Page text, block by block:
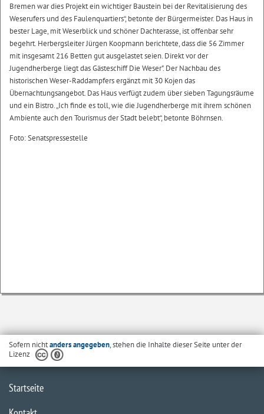
Bremen war dies Projekt ein wichtiger Baustein bei der Revitalisierung des
Weserufers und des Faulenquartiers“, betonte der Bürgermeister. Das Haus in
bester Lage, mit Weserblick und schöner Dachterasse, ist offenbar sehr
begehrt. Herbergsleiter Jürgen Koopmann berichtete, dass die 56 Zimmer
mit insgesamt 216 Betten gut ausgelastet seien. Direkt vor der
Jugendherberge liegt das Gästeschiff Die Weser". Der Nachbau des
historischen Weser-Raddampfers ergänzt mit 30 Kojen das
Übernachtungsangebot. Das Haus verfügt zudem über sieben Tagungsräume
und ein Bistro. „Ich finde es toll, wie die Jugendherberge mit ihrem schönen
Ambiente auch den Tourismus der Stadt belebt“, betonte Böhrnsen.
Foto: Senatspressestelle
Sofern nichtanders angegeben, stehen die Inhalte dieser Seite unter der
Lizenz
Startseite